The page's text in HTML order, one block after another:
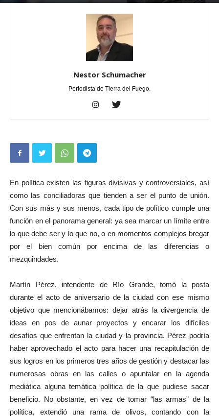
Nestor Schumacher
Periodista de Tierra del Fuego.
En política existen las figuras divisivas y controversiales, así
como las conciliadoras que tienden a ser el punto de unión.
Con sus más y sus menos, cada tipo de político cumple una
función en el panorama general: ya sea marcar un límite entre
lo que debe ser y lo que no, o en momentos complejos bregar
por el bien común por encima de las diferencias o
mezquindades.
Martín Pérez, intendente de Río Grande, tomó la posta
durante el acto de aniversario de la ciudad con ese mismo
objetivo que mencionábamos: dejar atrás la divergencia de
ideas en pos de aunar proyectos y encarar los difíciles
desafíos que enfrentan la ciudad y la provincia. Pérez podría
haber aprovechado el acto para hacer una recapitulación de
sus logros en los primeros tres años de gestión y destacar las
numerosas obras en las calles o apuntalar en la agenda
mediática alguna temática política de la que pudiese sacar
beneficio. No obstante, en vez de tomar “las armas” de la
política, extendió una rama de olivos, contando con la